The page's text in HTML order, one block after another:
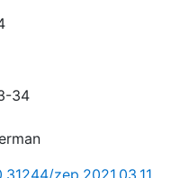
34
zep.2021.03.11